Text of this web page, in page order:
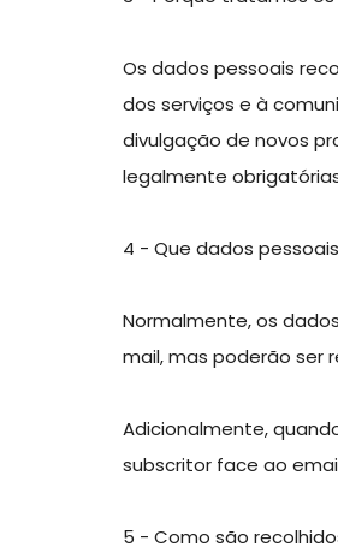
Os dados pessoais
dos serviços e à
divulgação de novos
legalmente
4 - Que dados
Normalmente, os
mail, mas poderão ser
Adicionalmente,
subscritor face ao
5 - Como são